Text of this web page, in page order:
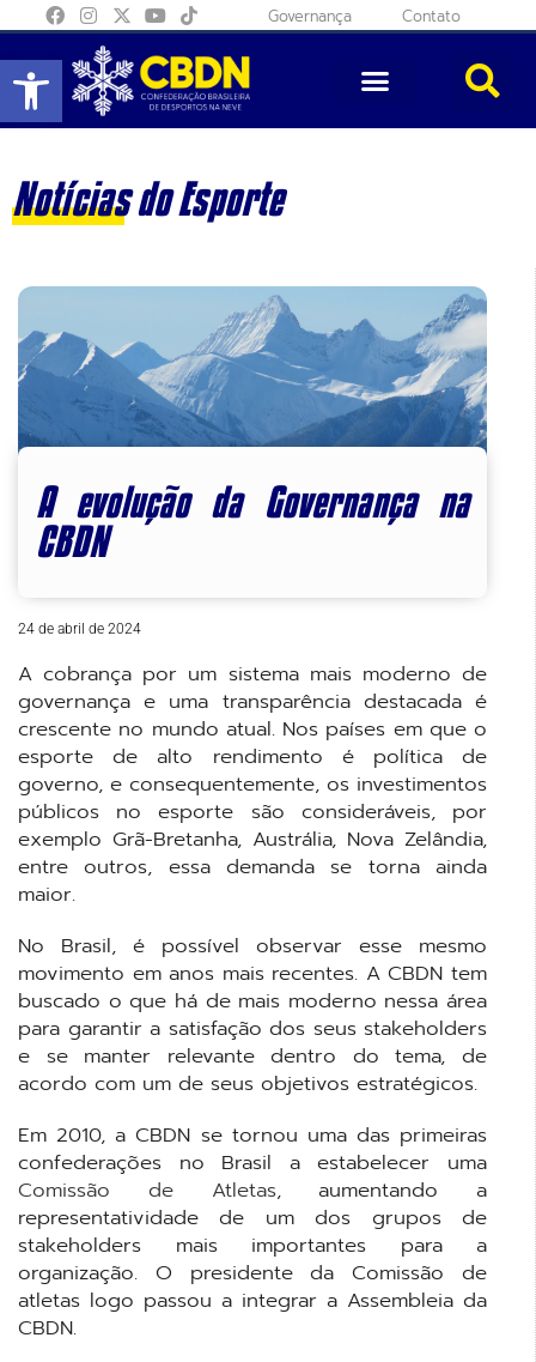
Abrir a barra de ferramentas
Governança Contato
Notícias do Esporte
A evolução da Governança na
CBDN
24 de abril de 2024
A cobrança por um sistema mais moderno de
governança e uma transparência destacada é
crescente no mundo atual. Nos países em que o
esporte de alto rendimento é política de
governo, e consequentemente, os investimentos
públicos no esporte são consideráveis, por
exemplo Grã-Bretanha, Austrália, Nova Zelândia,
entre outros, essa demanda se torna ainda
maior.
No Brasil, é possível observar esse mesmo
movimento em anos mais recentes. A CBDN tem
buscado o que há de mais moderno nessa área
para garantir a satisfação dos seus stakeholders
e se manter relevante dentro do tema, de
acordo com um de seus objetivos estratégicos.
Em 2010, a CBDN se tornou uma das primeiras
confederações no Brasil a estabelecer uma
Comissão de Atletas, aumentando a
representatividade de um dos grupos de
stakeholders mais importantes para a
organização. O presidente da Comissão de
atletas logo passou a integrar a Assembleia da
CBDN.